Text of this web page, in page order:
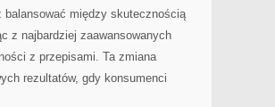
między skutecznością
z najbardziej zaawansowanych
z przepisami. Ta zmiana
rezultatów, gdy konsumenci